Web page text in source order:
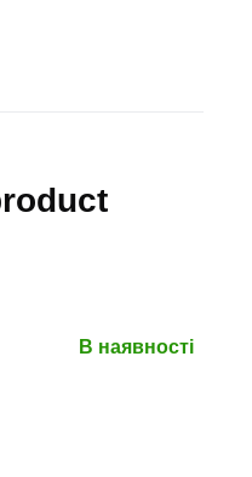
В наявності